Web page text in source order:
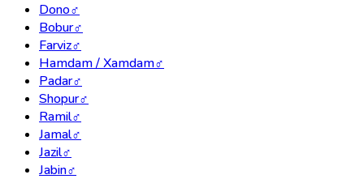
Dono♂
Bobur♂
Farviz♂
Hamdam / Xamdam♂
Padar♂
Shopur♂
Ramil♂
Jamal♂
Jazil♂
Jabin♂